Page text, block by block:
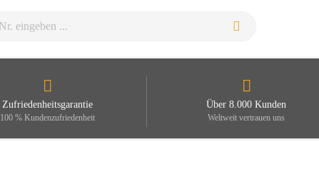
Zufriedenheitsgarantie
100 % Kundenzufriedenheit
Über 8.000 Kunden
Weltweit vertrauen uns